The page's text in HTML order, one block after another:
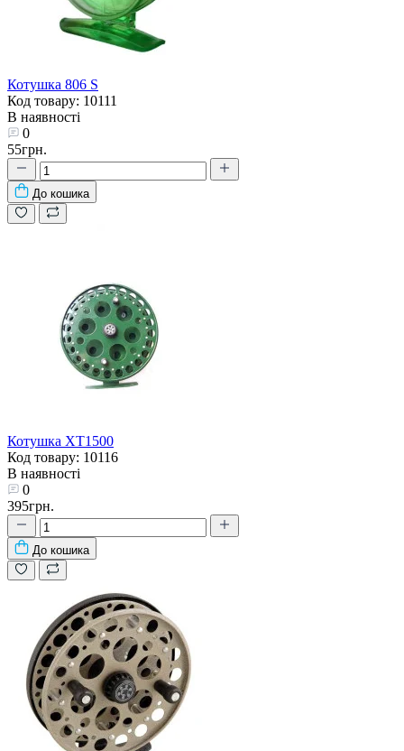
Котушка 806 S
Код товару: 10111
В наявності
0
55грн.
До кошика
Котушка XT1500
Код товару: 10116
В наявності
0
395грн.
До кошика